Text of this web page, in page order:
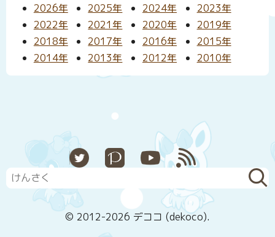
2026年 2025年 2024年
2023年
2022年
2021年 2020年
2019年
2018年
2017年 2016年
2015年
2014年
2013年 2012年 2010年
Pixiv YouTube
RSS
© 2012-2026 デココ (dekoco).